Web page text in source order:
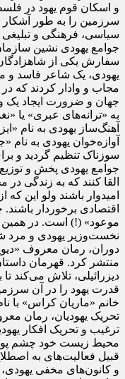
و اسکان قوم یهود در
سرزمین را به طور آشکار
سیاسی، فرهنگی و
جوامع یهودی نشین
سفارش یکی از
یهودی، یک شاعر فاسد و
مجاب و وادار کردند که
جهان و ضرورت ایجاد یک
به «ترانه‌های عبری» یا
آهنگ‌ساز یهودی به نام
آوازه‌خوان یهودی به نام
سوزناک تنظیم گردید و
جوامع یهودی پخش و
القا کنند که به زندگی
امیدوار باشند ولو این
اقتصادی برخوردار
موعود» (!) است. در همین
نخست‌وزیر یهودی و مرد
دوران، رمان معروف
منتشر کرد. قهرمان
دیزرائیلی، تلاش می‌کند
قدرت یهود را در آن
خانم «ماریان کراس» با
تحریک یهودیان، رمان
ترغیب و تحریک افکار
محیط زیست خود چشم
قبیل فعالیت‌های به
و کانون‌های مخفی